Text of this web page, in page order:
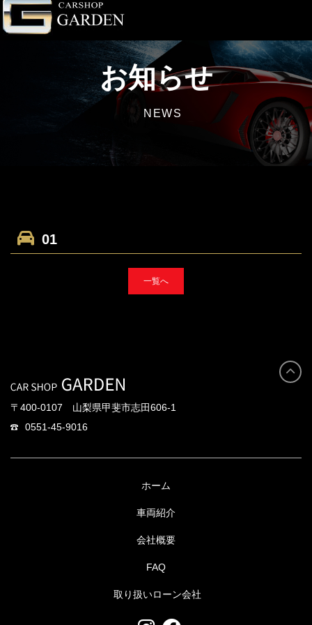
お知らせ
NEWS
01
一覧へ
〒400-0107 山梨県甲斐市志田606-1
0551-45-9016
ホーム
車両紹介
会社概要
FAQ
取り扱いローン会社